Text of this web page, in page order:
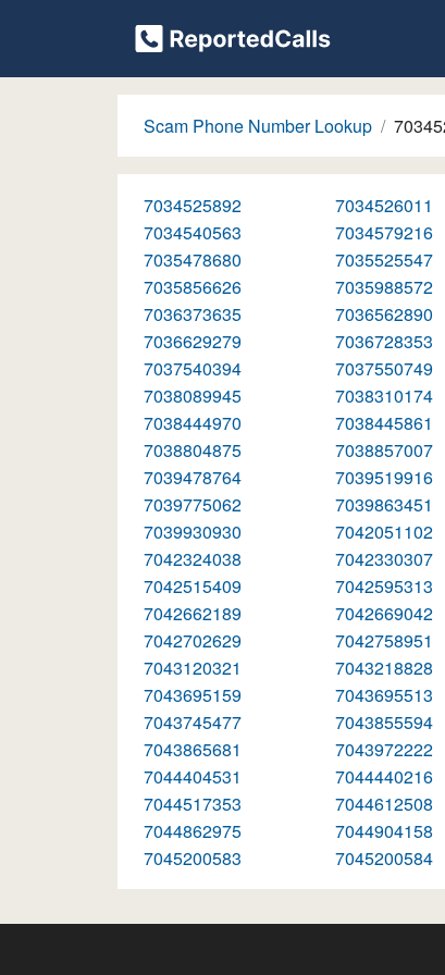
Scam Phone Number Lookup
7034525892 7034526011
7034540563
7034579216
7035478680
7035525547
7035856626
7035988572
7036373635
7036562890
7036629279
7036728353
7037540394
7037550749
7038089945
7038310174
7038444970
7038445861
7038804875
7038857007
7039478764
7039519916
7039775062
7039863451
7039930930
7042051102
7042324038
7042330307
7042515409
7042595313
7042662189
7042669042
7042702629
7042758951
7043120321
7043218828
7043695159
7043695513
7043745477
7043855594
7043865681
7043972222
7044404531
7044440216
7044517353
7044612508
7044862975
7044904158
7045200583
7045200584